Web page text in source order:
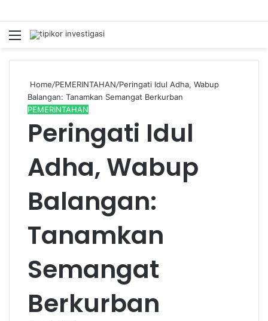
Menu
Home/PEMERINTAHAN/Peringati Idul Adha, Wabup
Balangan: Tanamkan Semangat Berkurban
PEMERINTAHAN
Peringati Idul
Adha, Wabup
Balangan:
Tanamkan
Semangat
Berkurban